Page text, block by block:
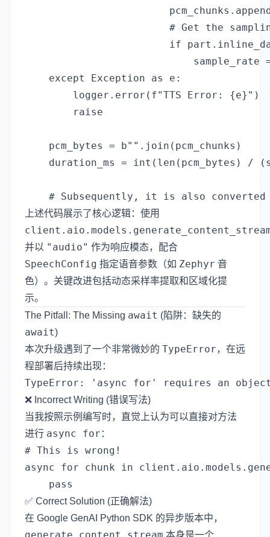
# Get the
if
sample_rate
    except Exception as e:
        logger.error(f"TTS Error: {e}")
        raise
    pcm_bytes = b"".join(pcm_chunks)
duration_ms = int(len(pcm_bytes) /
上述代码展示了核心逻辑：使用
并以 "audio" 作为响应模态，配合
SpeechConfig 指定语音参数（如 Zephyr 音
色）。关键改进包括动态采样率提取和区域化提
示。
The Pitfall: The Missing await (陷阱：缺失的
await)
本次升级遇到了一个非常微妙的 TypeError，在远
程部署后持续出现：
❌ Incorrect Writing (错误写法)
当我按照示例编写时，直觉上认为可以直接对方法
进行 async for ：
# This is wrong!
async for chunk in
✅ Correct Solution (正确解法)
在 Google GenAI Python SDK 的异步版本中，
本身是一个